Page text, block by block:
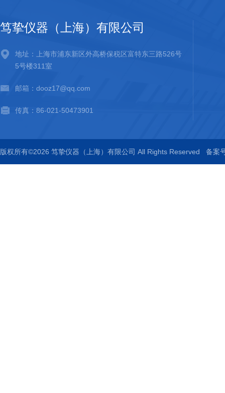
笃挚仪器（上海）有限公司
地址：上海市浦东新区外高桥保税区富特东三路526号
5号楼311室
邮箱：dooz17@qq.com
传真：86-021-50473901
版权所有©2026 笃挚仪器（上海）有限公司 All Rights Reserved 备案